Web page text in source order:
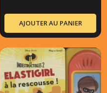
AJOUTER AU PANIER